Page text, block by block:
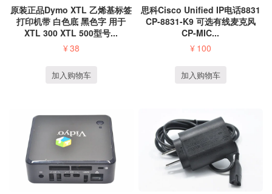
原装正品Dymo XTL 乙烯基标签
打印机带 白色底 黑色字 用于
XTL 300 XTL 500型号...
¥38
加入购物车
思科Cisco Unified IP电话8831
CP-8831-K9 可选有线麦克风
CP-MIC...
¥ 100
加入购物车